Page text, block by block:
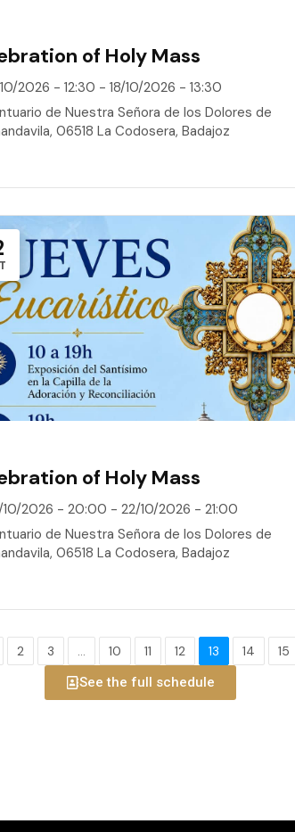
of Holy Mass
2026 - 12:30 - 18/10/2026 - 13:30
de Nuestra Señora de los Dolores de
06518 La Codosera, Badajoz
of Holy Mass
10/2026 - 20:00 - 22/10/2026 - 21:00
de Nuestra Señora de los Dolores de
06518 La Codosera, Badajoz
2 3 … 10 11 12 13 14 15
See the full schedule